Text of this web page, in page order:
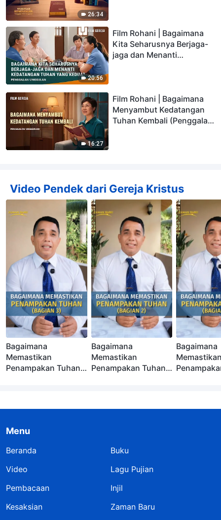
26:34
20:56
Film Rohani | Bagaimana
Kita Seharusnya Berjaga-
jaga dan Menanti
16:27
Film Rohani | Bagaimana
Menyambut Kedatangan
Tuhan Kembali (Penggalan
Video Pendek dari Gereja Kristus
Bagaimana
Memastikan
Penampakan Tuhan
Bagaimana
Memastikan
Penampakan Tuhan
Bagaimana
Menu
Beranda
Buku
Video
Lagu Pujian
Pembacaan
Injil
Kesaksian
Zaman Baru